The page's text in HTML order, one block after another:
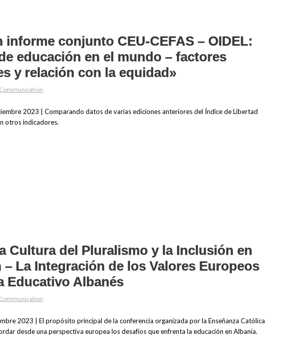
informe conjunto CEU-CEFAS – OIDEL:
educación en el mundo – factores
y relación con la equidad»
Communication
2023 | Comparando datos de varias ediciones anteriores del Índice de Libertad
otros indicadores.
Cultura del Pluralismo y la Inclusión en
– La Integración de los Valores Europeos
Educativo Albanés
Communication
2023 | El propósito principal de la conferencia organizada por la Enseñanza Católica
desde una perspectiva europea los desafíos que enfrenta la educación en Albania.